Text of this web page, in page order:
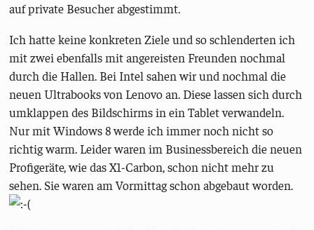
auf private Besucher abgestimmt.
Ich hatte keine konkreten Ziele und so schlenderten ich
mit zwei ebenfalls mit angereisten Freunden nochmal
durch die Hallen. Bei Intel sahen wir und nochmal die
neuen Ultrabooks von Lenovo an. Diese lassen sich durch
umklappen des Bildschirms in ein Tablet verwandeln.
Nur mit Windows 8 werde ich immer noch nicht so
richtig warm. Leider waren im Businessbereich die neuen
Profigeräte, wie das X1-Carbon, schon nicht mehr zu
sehen. Sie waren am Vormittag schon abgebaut worden.